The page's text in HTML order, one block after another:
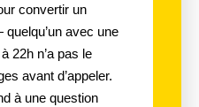
convertir un
avec une
22h n’a pas le
avant d’appeler.
à une question